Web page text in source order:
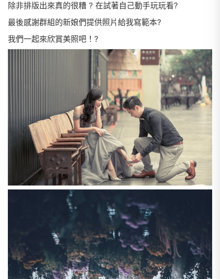
除非排版出來真的很糟 ? 在試著自己動手玩玩看?
最後感謝群組的新娘們提供照片給我寫範本?
我們一起來欣賞美照吧！?